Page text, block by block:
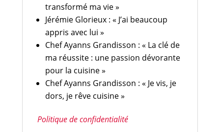
transformé ma vie »
Jérémie Glorieux : « J’ai beaucoup
appris avec lui »
Chef Ayanns Grandisson : « La clé de
ma réussite : une passion dévorante
pour la cuisine »
Chef Ayanns Grandisson : « Je vis, je
dors, je rêve cuisine »
Politique de confidentialité